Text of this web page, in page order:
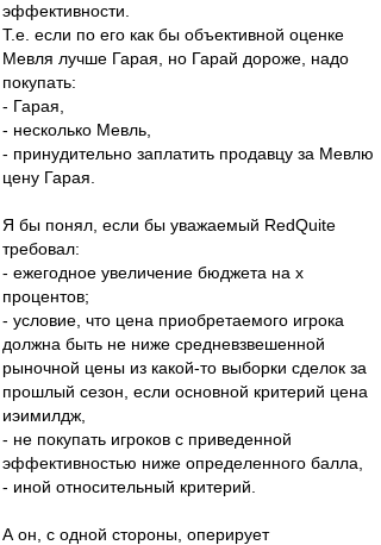
эффективности.
Т.е. если по его как бы объективной оценке
Мевля лучше Гарая, но Гарай дороже, надо
покупать:
- Гарая,
- несколько Мевль,
- принудительно заплатить продавцу за Мевлю
цену Гарая.
Я бы понял, если бы уважаемый RedQuite
требовал:
- ежегодное увеличение бюджета на х
процентов;
- условие, что цена приобретаемого игрока
должна быть не ниже средневзвешенной
рыночной цены из какой-то выборки сделок за
прошлый сезон, если основной критерий цена
иэимилдж,
- не покупать игроков с приведенной
эффективностью ниже определенного балла,
- иной относительный критерий.
А он, с одной стороны, оперирует